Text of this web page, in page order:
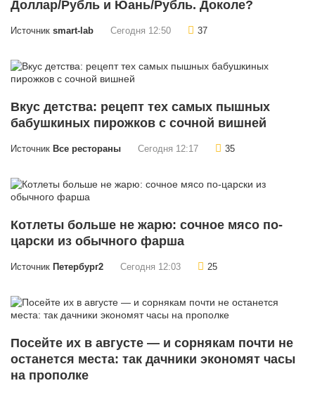
Доллар/Рубль и Юань/Рубль. Доколе?
Источник smart-lab Сегодня 12:50 37
Вкус детства: рецепт тех самых пышных
бабушкиных пирожков с сочной вишней
Источник Все рестораны Сегодня 12:17 35
Котлеты больше не жарю: сочное мясо по-
царски из обычного фарша
Источник Петербург2 Сегодня 12:03 25
Посейте их в августе — и сорнякам почти не
останется места: так дачники экономят часы
на прополке